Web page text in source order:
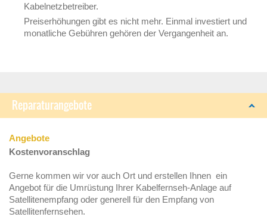
Kabelnetzbetreiber.
Preiserhöhungen gibt es nicht mehr. Einmal investiert und
monatliche Gebühren gehören der Vergangenheit an.
Reparaturangebote
Angebote
Kostenvoranschlag
Gerne kommen wir vor auch Ort und erstellen Ihnen ein
Angebot für die Umrüstung Ihrer Kabelfernseh-Anlage auf
Satellitenempfang oder generell für den Empfang von
Satellitenfernsehen.